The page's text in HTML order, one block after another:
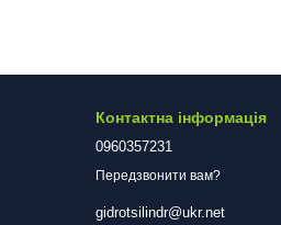
Контактна інформація
0960357231
Передзвонити вам?
gidrotsilindr@ukr.net